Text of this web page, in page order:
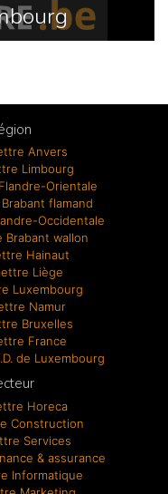
Anvers
Limbourg
Orientale
flamand
Occidentale
Brabant wallon
Hainaut
Liège
Luxembourg
Namur
Bruxelles
France
de Luxembourg
Horeca
Construction
Services
& assurance
Informatique